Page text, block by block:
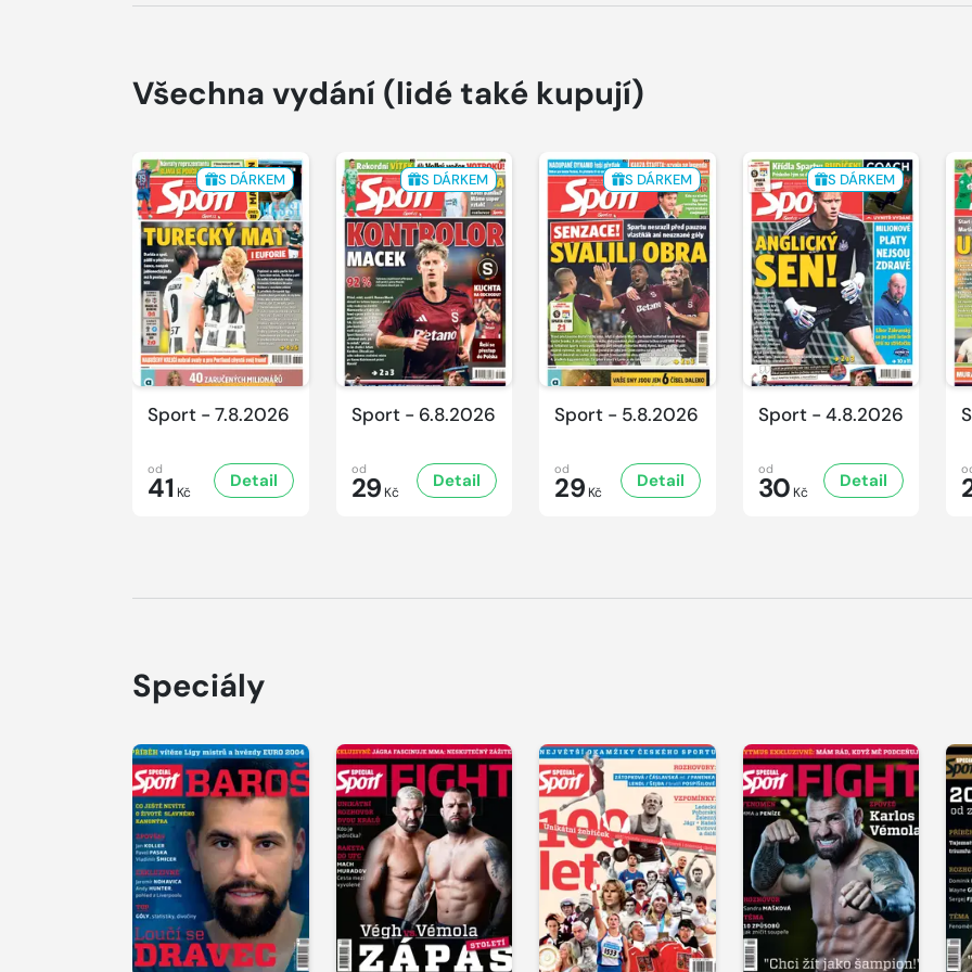
Všechna vydání (lidé také kupují)
S DÁRKEM
Sport - 7.8.2026
od
41 Kč
Detail
S DÁRKEM
Sport - 6.8.2026
od
29 Kč
Detail
S DÁRKEM
Sport - 5.8.2026
od
29 Kč
Detail
S DÁRKEM
Sport - 4.8.2026
od
30 Kč
Detail
Speciály